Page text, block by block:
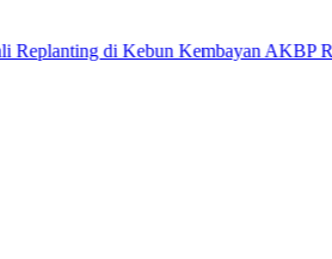
di Kebun KembayanAKBP Rensa S.